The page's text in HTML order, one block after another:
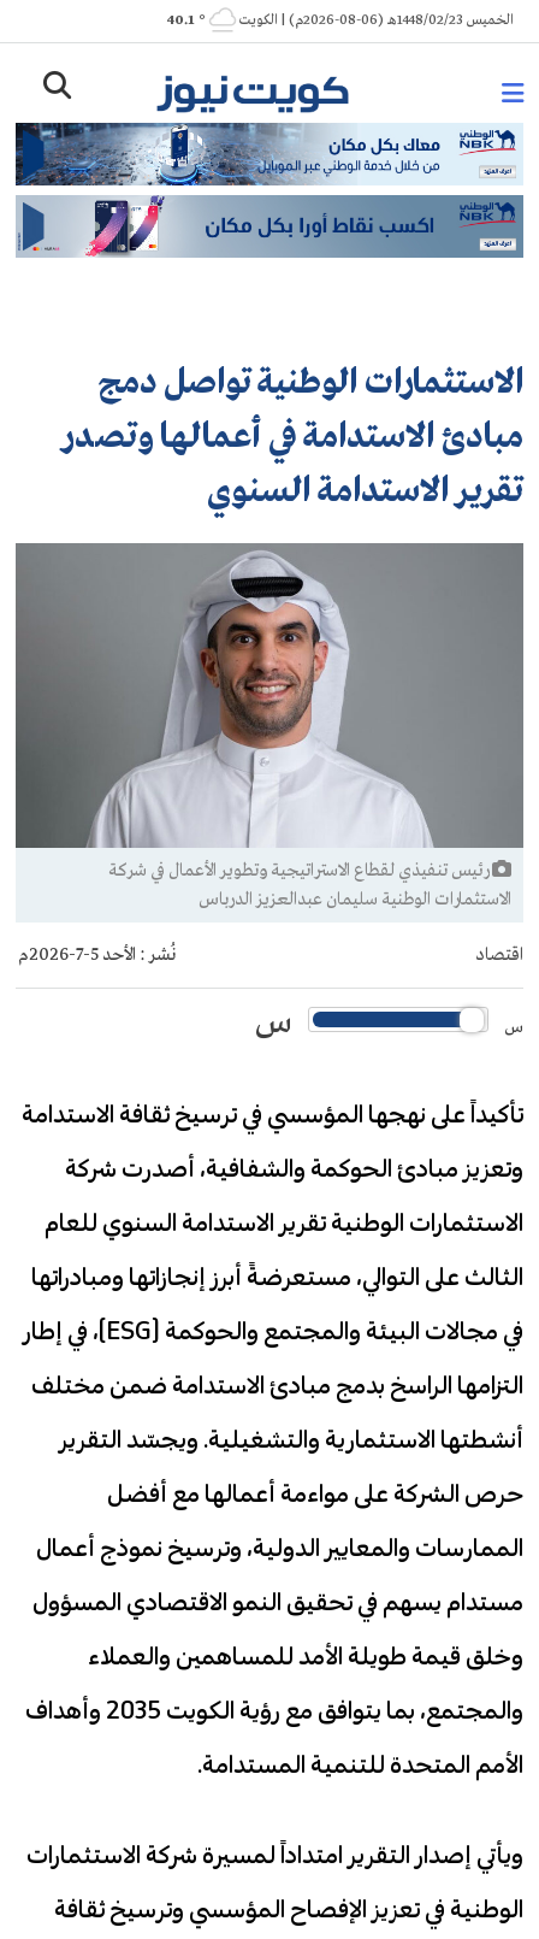
Skip
to
الخميس 1448/02/23هـ (06-08-2026م) | الكويت ° 40.1
الاستثمارات الوطنية تواصل دمج
مبادئ الاستدامة في أعمالها وتصدر
تقرير الاستدامة السنوي
رئيس تنفيذي لقطاع الاستراتيجية وتطوير الأعمال في شركة
الاستثمارات الوطنية سليمان عبدالعزيز الدرباس
اقتصاد نُشر : الأحد 5-7-2026م
س س
تأكيداً على نهجها المؤسسي في ترسيخ ثقافة الاستدامة
وتعزيز مبادئ الحوكمة والشفافية، أصدرت شركة
الاستثمارات الوطنية تقرير الاستدامة السنوي للعام
الثالث على التوالي، مستعرضةً أبرز إنجازاتها ومبادراتها
في مجالات البيئة والمجتمع والحوكمة (ESG)، في إطار
التزامها الراسخ بدمج مبادئ الاستدامة ضمن مختلف
أنشطتها الاستثمارية والتشغيلية. ويجسّد التقرير
حرص الشركة على مواءمة أعمالها مع أفضل
الممارسات والمعايير الدولية، وترسيخ نموذج أعمال
مستدام يسهم في تحقيق النمو الاقتصادي المسؤول
وخلق قيمة طويلة الأمد للمساهمين والعملاء
والمجتمع، بما يتوافق مع رؤية الكويت 2035 وأهداف
الأمم المتحدة للتنمية المستدامة.
ويأتي إصدار التقرير امتداداً لمسيرة شركة الاستثمارات
الوطنية في تعزيز الإفصاح المؤسسي وترسيخ ثقافة